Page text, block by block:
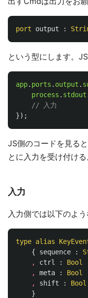
port output :
という型にします。
app. ports . output .
process . stdout
// 入力
});
JS側のコードを見る
とに入力を受け付ける
入力
入力側では以下のよ
type alias
{
sequence :
,
ctrl :
Bool
,
meta :
Bool
,
shift :
Bool
}